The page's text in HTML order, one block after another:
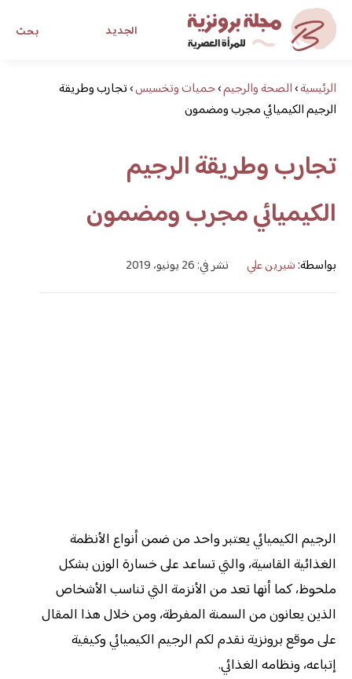
بحث الجديد
مجلة برونزية للفتاة العصريةالرئيسية›الصحة والرجيم›حميات وتخسيس›تجارب وطريقة
الرجيم الكيميائي مجرب ومضمون
تجارب وطريقة الرجيم
الكيميائي مجرب ومضمون
بواسطة:شيرين علي نشر في: 26 يونيو، 2019
الرجيم الكيميائي يعتبر واحد من ضمن أنواع الأنظمة
الغذائية القاسية، والتي تساعد على خسارة الوزن بشكل
ملحوظ، كما أنها تعد من الأنزمة التي تناسب الأشخاص
الذين يعانون من السمنة المفرطة، ومن خلال هذا المقال
على موقع برونزية نقدم لكم الرجيم الكيميائي وكيفية
إتباعه، ونظامه الغذائي.